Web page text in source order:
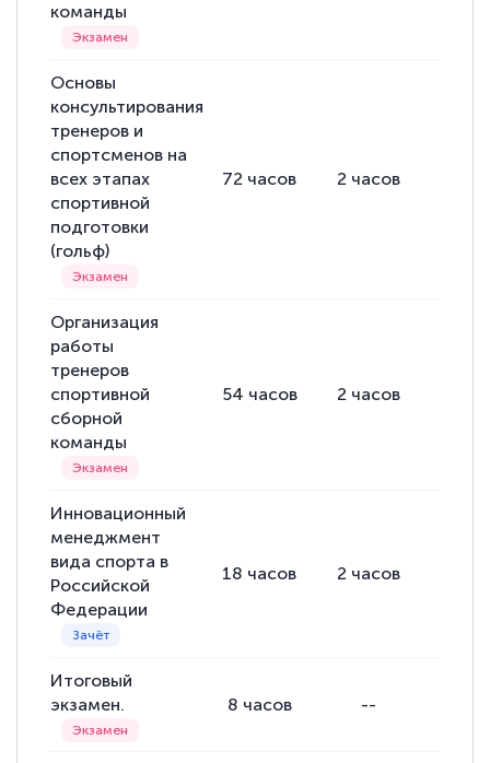
команды
Основы
консультирования
тренеров и
спортсменов на
всех этапах
спортивной
подготовки
(гольф)
72 часов 2 часов
Организация
работы
тренеров
спортивной
сборной
команды
54 часов 2 часов
Инновационный
менеджмент
вида спорта в
Российской
Федерации
18 часов 2 часов
Итоговый
экзамен.
8 часов --